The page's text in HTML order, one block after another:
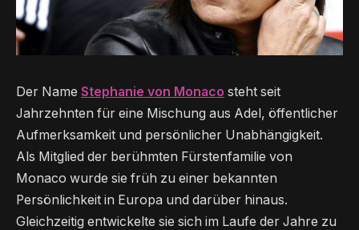
Der Name Stephanie von Monaco steht seit
Jahrzehnten für eine Mischung aus Adel, öffentlicher
Aufmerksamkeit und persönlicher Unabhängigkeit.
Als Mitglied der berühmten Fürstenfamilie von
Monaco wurde sie früh zu einer bekannten
Persönlichkeit in Europa und darüber hinaus.
Gleichzeitig entwickelte sie sich im Laufe der Jahre zu